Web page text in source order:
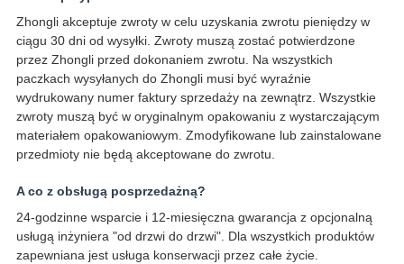
Zhongli akceptuje zwroty w celu uzyskania zwrotu pieniędzy w
ciągu 30 dni od wysyłki. Zwroty muszą zostać potwierdzone
przez Zhongli przed dokonaniem zwrotu. Na wszystkich
paczkach wysyłanych do Zhongli musi być wyraźnie
wydrukowany numer faktury sprzedaży na zewnątrz. Wszystkie
zwroty muszą być w oryginalnym opakowaniu z wystarczającym
materiałem opakowaniowym. Zmodyfikowane lub zainstalowane
przedmioty nie będą akceptowane do zwrotu.
A co z obsługą posprzedażną?
24-godzinne wsparcie i 12-miesięczna gwarancja z opcjonalną
usługą inżyniera "od drzwi do drzwi". Dla wszystkich produktów
zapewniana jest usługa konserwacji przez całe życie.